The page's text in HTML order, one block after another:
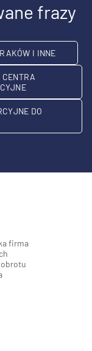
frazy
I INNE
CENTRA
DO
firma